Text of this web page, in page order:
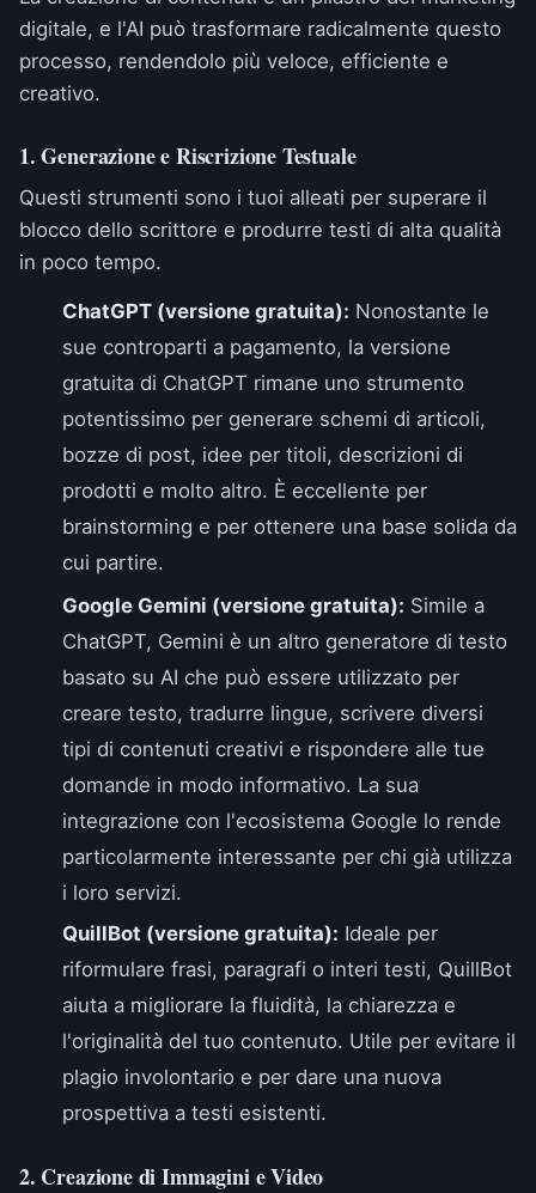
digitale, e l'AI può trasformare radicalmente questo
processo, rendendolo più veloce, efficiente e
creativo.
1. Generazione e Riscrizione Testuale
Questi strumenti sono i tuoi alleati per superare il
blocco dello scrittore e produrre testi di alta qualità
in poco tempo.
ChatGPT (versione gratuita): Nonostante le
sue controparti a pagamento, la versione
gratuita di ChatGPT rimane uno strumento
potentissimo per generare schemi di articoli,
bozze di post, idee per titoli, descrizioni di
prodotti e molto altro. È eccellente per
brainstorming e per ottenere una base solida da
cui partire.
Google Gemini (versione gratuita): Simile a
ChatGPT, Gemini è un altro generatore di testo
basato su AI che può essere utilizzato per
creare testo, tradurre lingue, scrivere diversi
tipi di contenuti creativi e rispondere alle tue
domande in modo informativo. La sua
integrazione con l'ecosistema Google lo rende
particolarmente interessante per chi già utilizza
i loro servizi.
QuillBot (versione gratuita): Ideale per
riformulare frasi, paragrafi o interi testi, QuillBot
aiuta a migliorare la fluidità, la chiarezza e
l'originalità del tuo contenuto. Utile per evitare il
plagio involontario e per dare una nuova
prospettiva a testi esistenti.
2. Creazione di Immagini e Video